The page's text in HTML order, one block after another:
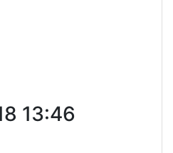
13:46